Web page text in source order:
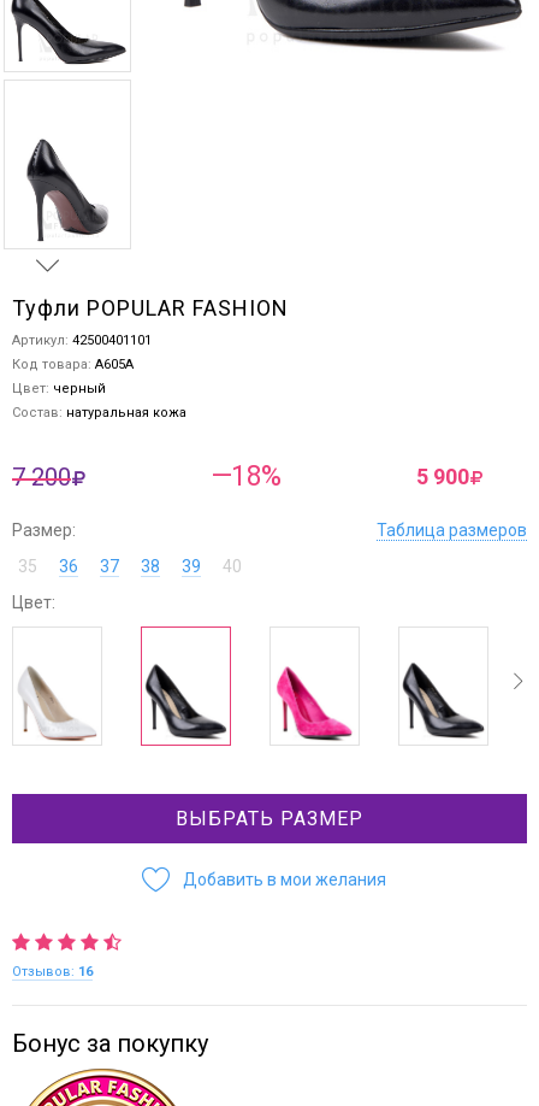
Туфли POPULAR FASHION
Артикул: 42500401101
Код товара: A605A
Цвет: черный
Состав: натуральная кожа
7 200 —18% 5 900
Размер:
Таблица размеров
35
36 37 38 39
40
Цвет:
ВЫБРАТЬ РАЗМЕР
Добавить в мои желания
Отзывов: 16
Бонус за покупку